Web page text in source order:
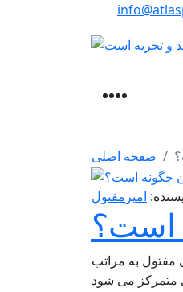
صفحه اصلی
مفتول امیر
است؟
مفتول به مراتب